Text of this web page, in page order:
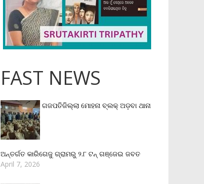
FAST NEWS
ଗଜପତିଜିଲ୍ଲା ମୋହନା ବ୍ଲକ୍‌ ଅଡ଼ବା ଥାନା
ଅନ୍ତର୍ଗତ କାରିଗେଜୁ ଗ୍ରାମରୁ ୨.୮ ଟନ୍ ଗଞ୍ଜେଇ ଜବତ
April 7, 2026